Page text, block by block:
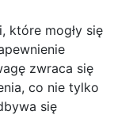
które mogły się
zwraca się
co nie tylko
się